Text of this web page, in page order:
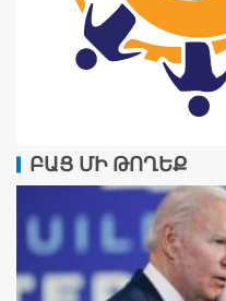
ԲԱՑ ՄԻ ԹՈՂԵՔ